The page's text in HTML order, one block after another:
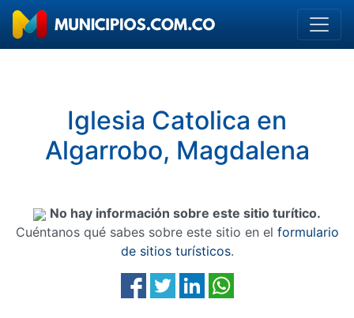
Iglesia Catolica en
Algarrobo, Magdalena
No hay información sobre este sitio turítico.
Cuéntanos qué sabes sobre este sitio en el formulario
de sitios turísticos.